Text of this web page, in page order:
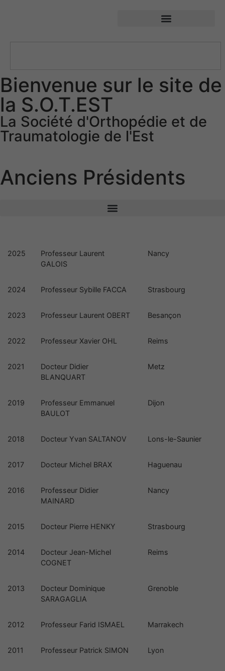
Bienvenue sur le site de
la S.O.T.EST
La Société d'Orthopédie et de
Traumatologie de l'Est
Anciens Présidents
2025
Professeur Laurent
GALOIS
Nancy
2024 Professeur Sybille FACCA Strasbourg
2023 Professeur Laurent OBERT Besançon
2022 Professeur Xavier OHL Reims
2021
Docteur Didier
BLANQUART
Metz
2019
Professeur Emmanuel
BAULOT
Dijon
2018 Docteur Yvan SALTANOV Lons-le-Saunier
2017 Docteur Michel BRAX Haguenau
2016
Professeur Didier
MAINARD
Nancy
2015 Docteur Pierre HENKY Strasbourg
2014
Docteur Jean-Michel
COGNET
Reims
2013
Docteur Dominique
SARAGAGLIA
Grenoble
2012 Professeur Farid ISMAEL Marrakech
2011 Professeur Patrick SIMON Lyon